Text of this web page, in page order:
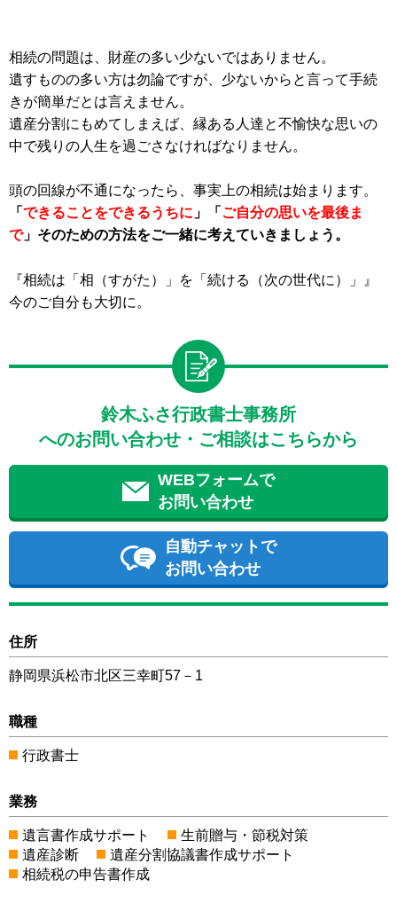
相続の問題は、財産の多い少ないではありません。
遺すものの多い方は勿論ですが、少ないからと言って手続
きが簡単だとは言えません。
遺産分割にもめてしまえば、縁ある人達と不愉快な思いの
中で残りの人生を過ごさなければなりません。
頭の回線が不通になったら、事実上の相続は始まります。
「 できることをできるうちに 」「 ご自分の思いを最後ま
で」そのための方法をご一緒に考えていきましょう。
『相続は「相（すがた）」を「続ける（次の世代に）」』
今のご自分も大切に。
鈴木ふさ行政書士事務所
へのお問い合わせ・ご相談はこちらから
WEBフォームで
お問い合わせ
自動チャットで
お問い合わせ
住所
静岡県浜松市北区三幸町57－1
職種
行政書士
業務
遺言書作成サポート
生前贈与・節税対策
遺産診断
遺産分割協議書作成サポート
相続税の申告書作成